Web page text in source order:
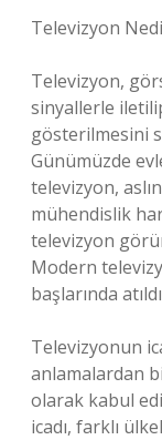
Televizyon
Televizyon,
sinyallerle
gösterilmesini
Günümüzde
televizyon,
mühendislik
televizyon
Modern
başlarında
Televizyonun
anlamalardan
olarak kabul
icadı, farklı